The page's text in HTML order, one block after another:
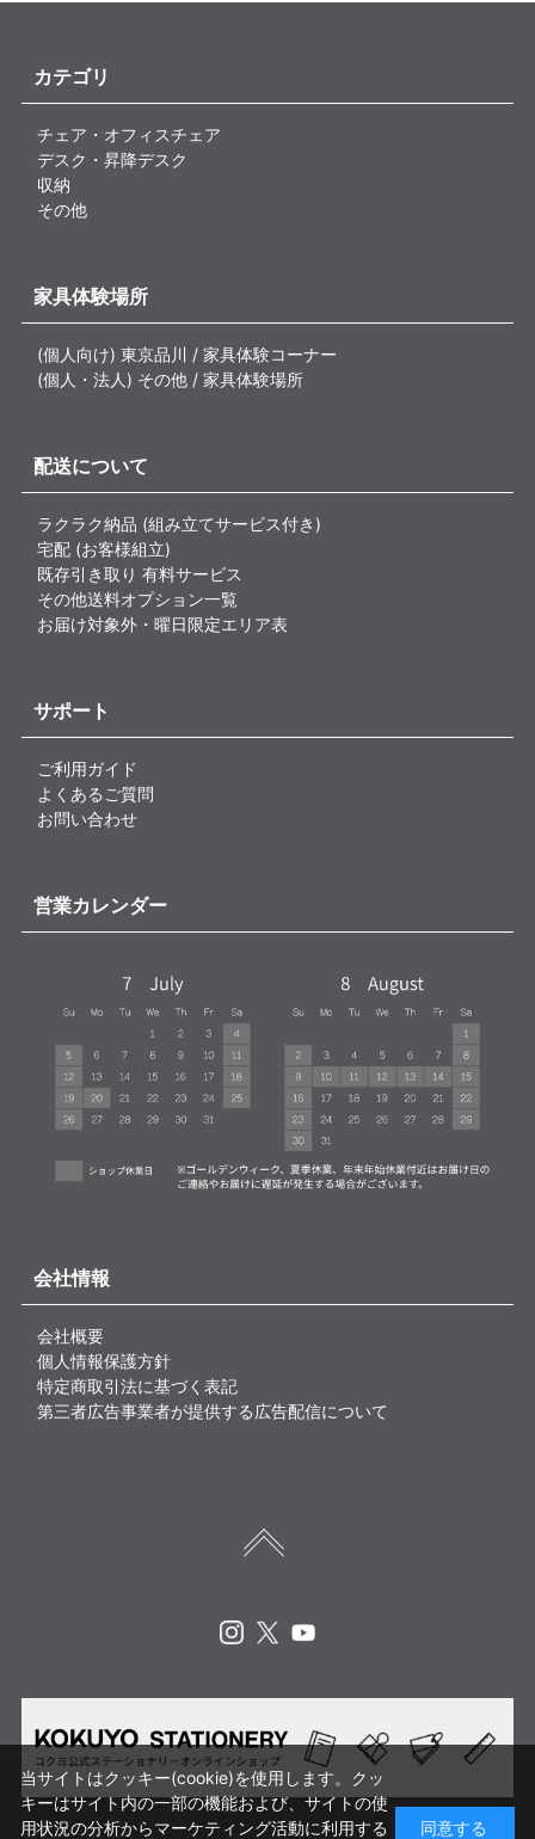
カテゴリ
チェア・オフィスチェア
デスク・昇降デスク
収納
その他
家具体験場所
(個人向け) 東京品川 / 家具体験コーナー
(個人・法人) その他 / 家具体験場所
配送について
ラクラク納品 (組み立てサービス付き)
宅配 (お客様組立)
既存引き取り 有料サービス
その他送料オプション一覧
お届け対象外・曜日限定エリア表
サポート
ご利用ガイド
よくあるご質問
お問い合わせ
営業カレンダー
会社情報
会社概要
個人情報保護方針
特定商取引法に基づく表記
第三者広告事業者が提供する広告配信について
当サイトはクッキー(cookie)を使用します。クッ
キーはサイト内の一部の機能および、サイトの使
用状況の分析からマーケティング活動に利用する
同意する